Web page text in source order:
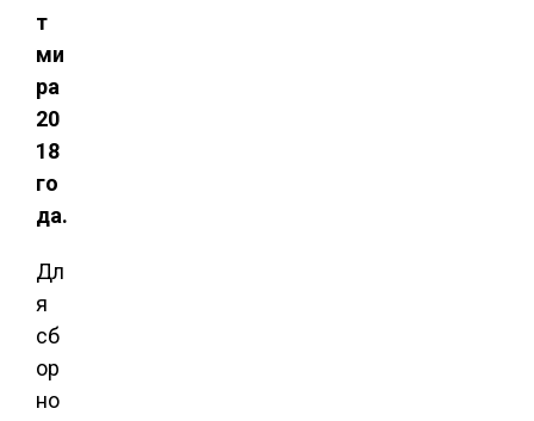
т
ми
ра
20
18
го
да.
Дл
я
сб
ор
но